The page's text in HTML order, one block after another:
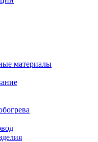
материалы